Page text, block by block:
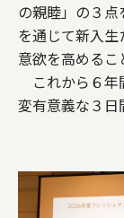
の親睦」の３
を通じて新入
意欲を高めるこ
これから６年
変有意義な３日